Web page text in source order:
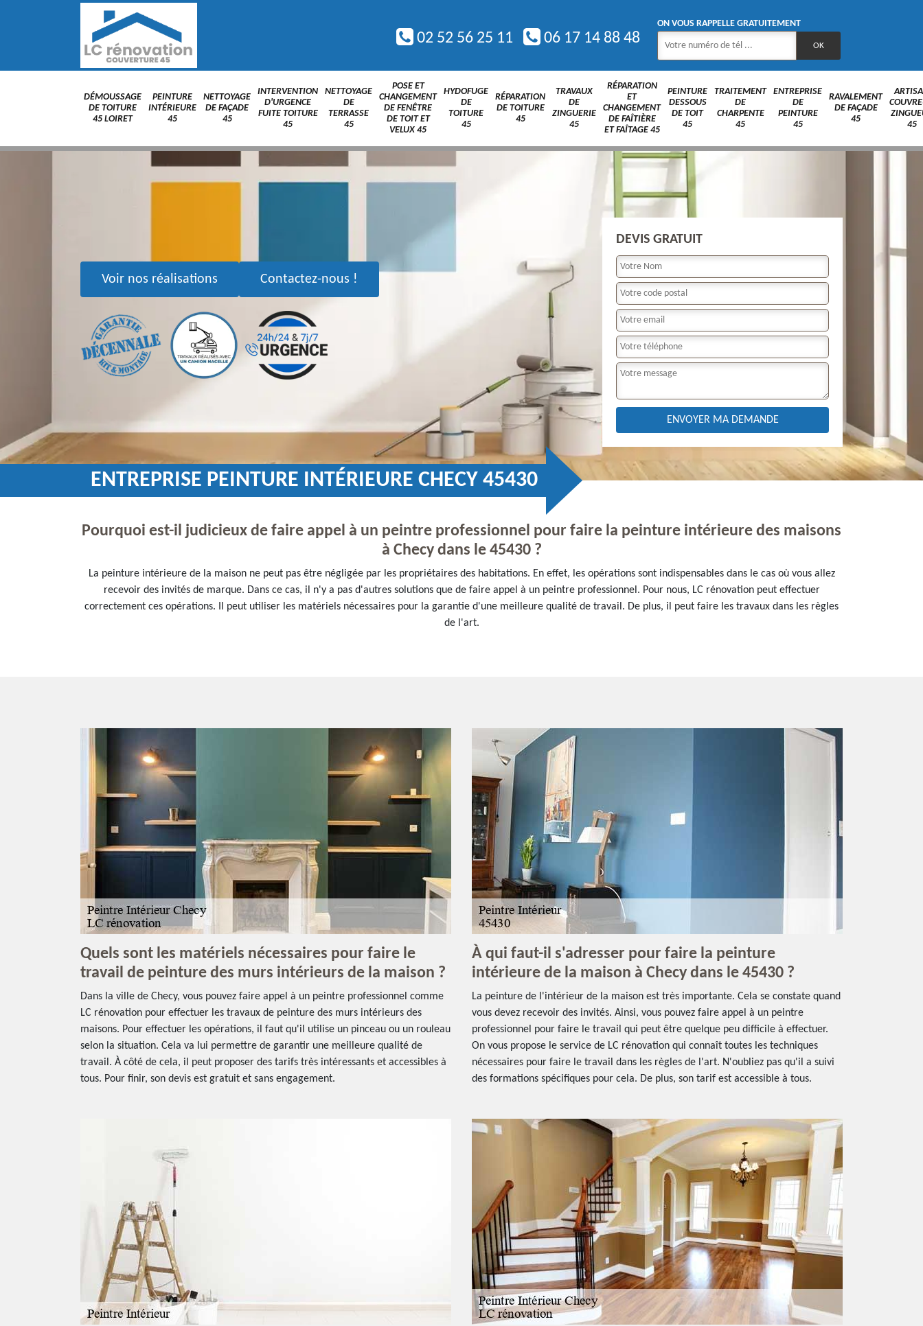
02 52 56 25 11 06 17 14 88 48
ON VOUS RAPPELLE GRATUITEMENT
DÉMOUSSAGE
DE TOITURE
45 LOIRET
PEINTURE
INTÉRIEURE
45
NETTOYAGE
DE FAÇADE
45
INTERVENTION
D'URGENCE
FUITE TOITURE
45
NETTOYAGE
DE
TERRASSE
45
POSE ET
CHANGEMENT
DE FENÊTRE
DE TOIT ET
VELUX 45
HYDOFUGE
DE
TOITURE
45
RÉPARATION
DE TOITURE
45
TRAVAUX
DE
ZINGUERIE
45
RÉPARATION
ET
CHANGEMENT
DE FAÎTIÈRE
ET FAÎTAGE 45
PEINTURE
DESSOUS
DE TOIT
45
TRAITEMENT
DE
CHARPENTE
45
ENTREPRISE
DE
PEINTURE
45
RAVALEMENT
DE FAÇADE
45
45
Voir nos réalisations Contactez-nous !
DEVIS GRATUIT
ENTREPRISE PEINTURE INTÉRIEURE CHECY 45430
Pourquoi est-il judicieux de faire appel à un peintre professionnel pour faire la peinture intérieure des maisons
à Checy dans le 45430 ?
La peinture intérieure de la maison ne peut pas être négligée par les propriétaires des habitations. En effet, les opérations sont indispensables dans le cas où vous allez
recevoir des invités de marque. Dans ce cas, il n'y a pas d'autres solutions que de faire appel à un peintre professionnel. Pour nous, LC rénovation peut effectuer
correctement ces opérations. Il peut utiliser les matériels nécessaires pour la garantie d'une meilleure qualité de travail. De plus, il peut faire les travaux dans les règles
de l'art.
Quels sont les matériels nécessaires pour faire le
travail de peinture des murs intérieurs de la maison ?
Dans la ville de Checy, vous pouvez faire appel à un peintre professionnel comme
LC rénovation pour effectuer les travaux de peinture des murs intérieurs des
maisons. Pour effectuer les opérations, il faut qu'il utilise un pinceau ou un rouleau
selon la situation. Cela va lui permettre de garantir une meilleure qualité de
travail. À côté de cela, il peut proposer des tarifs très intéressants et accessibles à
tous. Pour finir, son devis est gratuit et sans engagement.
À qui faut-il s'adresser pour faire la peinture
intérieure de la maison à Checy dans le 45430 ?
La peinture de l'intérieur de la maison est très importante. Cela se constate quand
vous devez recevoir des invités. Ainsi, vous pouvez faire appel à un peintre
professionnel pour faire le travail qui peut être quelque peu difficile à effectuer.
On vous propose le service de LC rénovation qui connaît toutes les techniques
nécessaires pour faire le travail dans les règles de l'art. N'oubliez pas qu'il a suivi
des formations spécifiques pour cela. De plus, son tarif est accessible à tous.